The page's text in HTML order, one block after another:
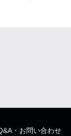
・お問い合わせ